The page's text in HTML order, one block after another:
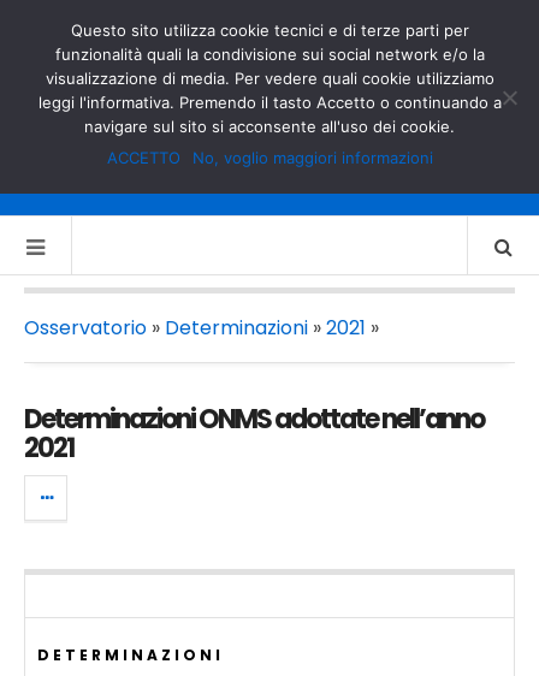
MINISTERO DELL’INTERNO
GOVERNO.IT
Osservatorio » Determinazioni »2021 »
Determinazioni ONMS adottate nell’anno
2021
DETERMINAZIONI
Questo sito utilizza cookie tecnici e di terze parti per
funzionalità quali la condivisione sui social network e/o la
visualizzazione di media. Per vedere quali cookie utilizziamo
leggi l'informativa. Premendo il tasto Accetto o continuando a
navigare sul sito si acconsente all'uso dei cookie.
ACCETTO
No, voglio maggiori informazioni